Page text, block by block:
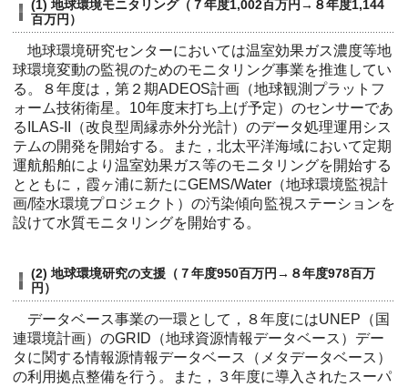
(1) 地球環境モニタリング（７年度1,002百万円→８年度1,144
百万円）
地球環境研究センターにおいては温室効果ガス濃度等地
球環境変動の監視のためのモニタリング事業を推進してい
る。８年度は，第２期ADEOS計画（地球観測プラットフ
ォーム技術衛星。10年度末打ち上げ予定）のセンサーであ
るILAS-II（改良型周縁赤外分光計）のデータ処理運用シス
テムの開発を開始する。また，北太平洋海域において定期
運航船舶により温室効果ガス等のモニタリングを開始する
とともに，霞ヶ浦に新たにGEMS/Water（地球環境監視計
画/陸水環境プロジェクト）の汚染傾向監視ステーションを
設けて水質モニタリングを開始する。
(2) 地球環境研究の支援（７年度950百万円→８年度978百万
円）
データベース事業の一環として，８年度にはUNEP（国
連環境計画）のGRID（地球資源情報データベース）デー
タに関する情報源情報データベース（メタデータベース）
の利用拠点整備を行う。また，３年度に導入されたスーパ